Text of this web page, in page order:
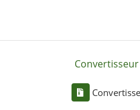
Convertisseur